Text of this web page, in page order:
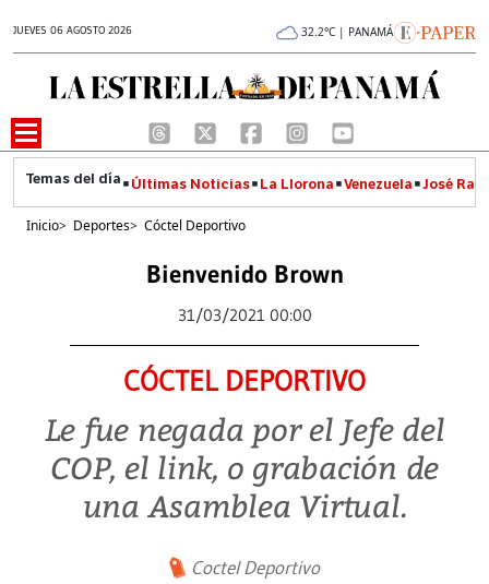
JUEVES 06 AGOSTO 2026 32.2°C | PANAMÁ
Últimas Noticias La Llorona Venezuela José
Inicio> Deportes> Cóctel Deportivo
Bienvenido Brown
31/03/2021 00:00
CÓCTEL DEPORTIVO
Le fue negada por el Jefe del
COP, el link, o grabación de
una Asamblea Virtual.
Coctel Deportivo